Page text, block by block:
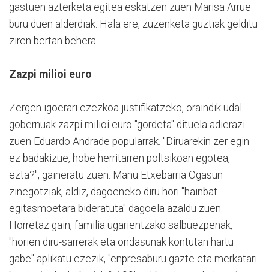
gastuen azterketa egitea eskatzen zuen Marisa Arrue
buru duen alderdiak. Hala ere, zuzenketa guztiak gelditu
ziren bertan behera.
Zazpi milioi euro
Zergen igoerari ezezkoa justifikatzeko, oraindik udal
gobernuak zazpi milioi euro "gordeta" dituela adierazi
zuen Eduardo Andrade popularrak. "Diruarekin zer egin
ez badakizue, hobe herritarren poltsikoan egotea,
ezta?", gaineratu zuen. Manu Etxebarria Ogasun
zinegotziak, aldiz, dagoeneko diru hori "hainbat
egitasmoetara bideratuta" dagoela azaldu zuen.
Horretaz gain, familia ugarientzako salbuezpenak,
"horien diru-sarrerak eta ondasunak kontutan hartu
gabe" aplikatu ezezik, "enpresaburu gazte eta merkatari